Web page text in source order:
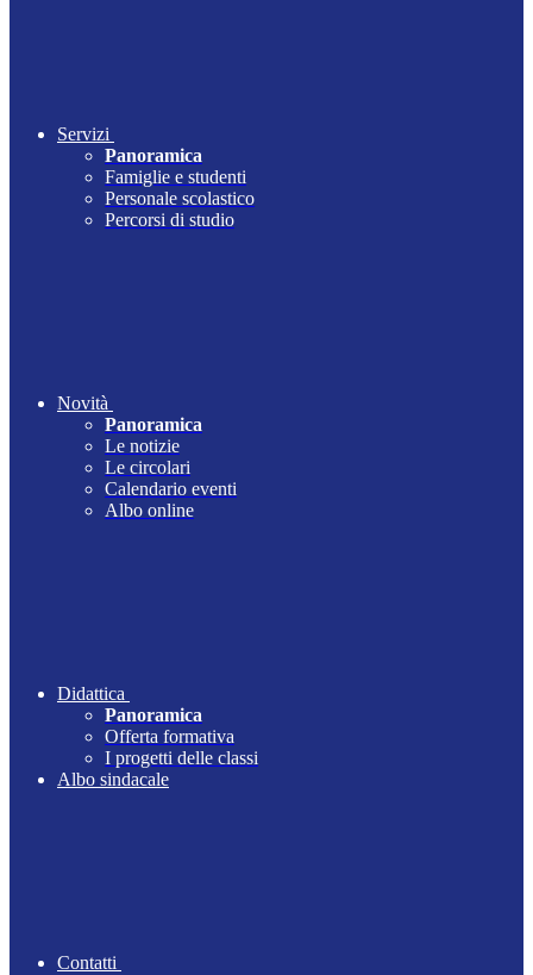
Servizi
Panoramica
Famiglie e studenti
Personale scolastico
Percorsi di studio
Novità
Panoramica
Le notizie
Le circolari
Calendario eventi
Albo online
Didattica
Panoramica
Offerta formativa
I progetti delle classi
Albo sindacale
Contatti